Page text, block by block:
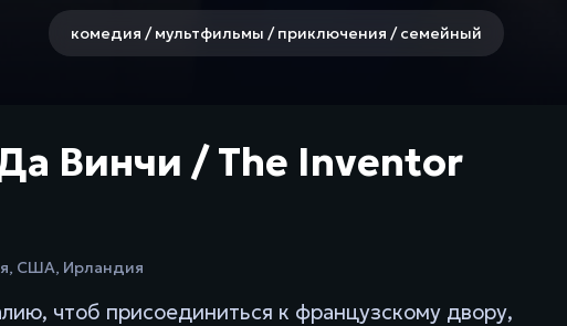
комедия / мультфильмы / приключения / семейный
Винчи / The Inventor
, США, Ирландия
чтоб присоединиться к французскому двору,